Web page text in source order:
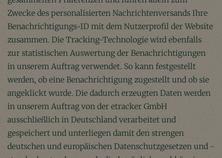
Zwecke des personalisierten Nachrichtenversands Ihre
Benachrichtigungs-ID mit dem Nutzerprofil der Website
zusammen. Die Tracking-Technologie wird ebenfalls
zur statistischen Auswertung der Benachrichtigungen
in unserem Auftrag verwendet. So kann festgestellt
werden, ob eine Benachrichtigung zugestellt und ob sie
angeklickt wurde. Die dadurch erzeugten Daten werden
in unserem Auftrag von der etracker GmbH
ausschließlich in Deutschland verarbeitet und
gespeichert und unterliegen damit den strengen
deutschen und europäischen Datenschutzgesetzen und -